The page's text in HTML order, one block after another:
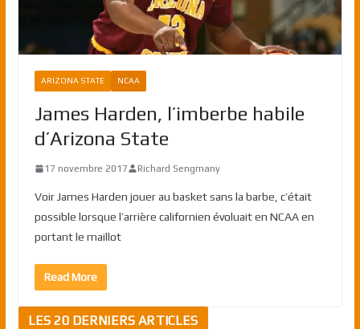
ARIZONA STATE NCAA
James Harden, l’imberbe habile
d’Arizona State
17 novembre 2017 Richard Sengmany
Voir James Harden jouer au basket sans la barbe, c’était
possible lorsque l’arrière californien évoluait en NCAA en
portant le maillot
Read More
LES 20 DERNIERS ARTICLES